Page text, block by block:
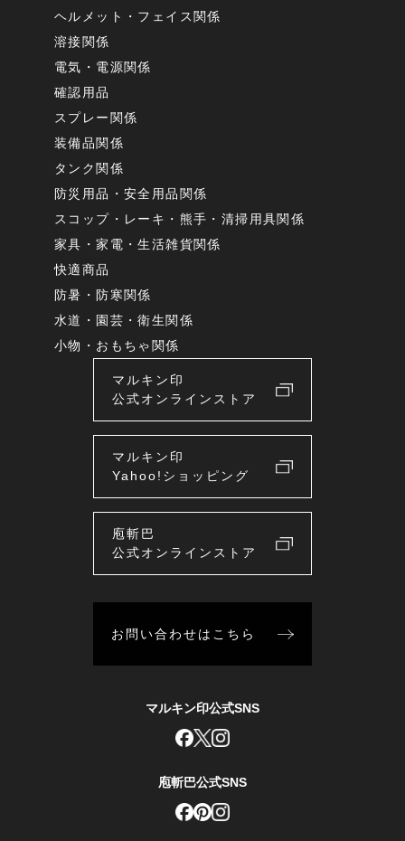
ヘルメット・フェイス関係
溶接関係
電気・電源関係
確認用品
スプレー関係
装備品関係
タンク関係
防災用品・安全用品関係
スコップ・レーキ・熊手・清掃用具関係
家具・家電・生活雑貨関係
快適商品
防暑・防寒関係
水道・園芸・衛生関係
小物・おもちゃ関係
マルキン印
公式オンラインストア
マルキン印
Yahoo!ショッピング
庖斬巴
公式オンラインストア
お問い合わせはこちら
マルキン印公式SNS
庖斬巴公式SNS